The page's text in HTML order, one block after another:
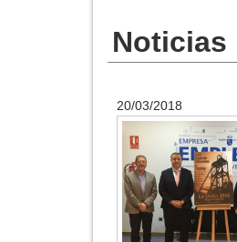
Noticias
20/03/2018